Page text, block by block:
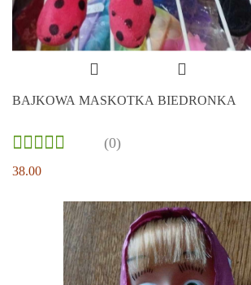
BAJKOWA MASKOTKA BIEDRONKA
(0)
38.00